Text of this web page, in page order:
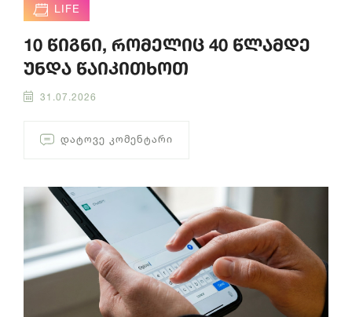
LIFE
10 წიგნი, რომელიც 40 წლამდე
უნდა წაიკითხოთ
31.07.2026
ᲓᲐᲢᲝᲕᲔ ᲙᲝᲛᲔᲜᲢᲐᲠᲘ